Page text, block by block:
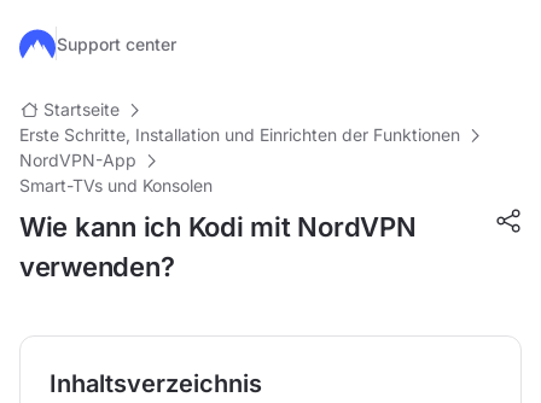
Zum Hauptinhalt springen
Support center
Startseite
Erste Schritte, Installation und Einrichten der Funktionen
NordVPN-App
Smart-TVs und Konsolen
Wie kann ich Kodi mit NordVPN
verwenden?
Inhaltsverzeichnis